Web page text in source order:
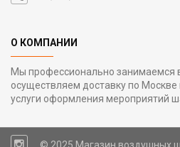
О КОМПАНИИ
Мы профессионально
осуществляем доставку по
услуги оформления мероприятий